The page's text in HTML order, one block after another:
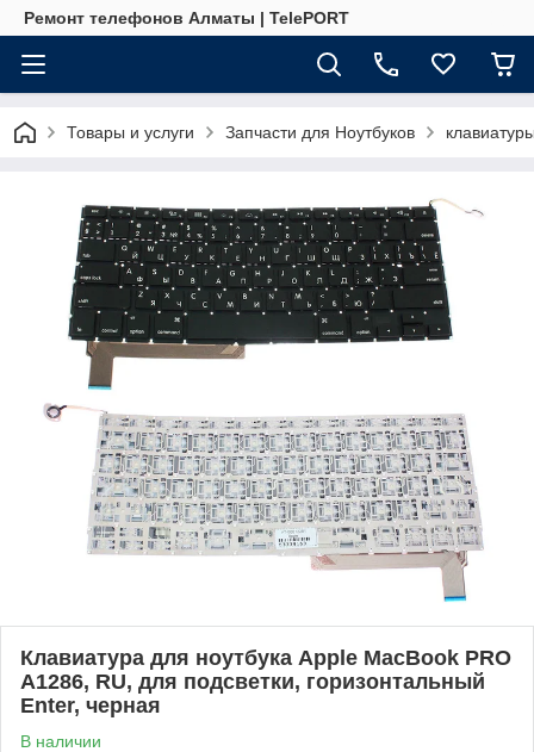
Ремонт телефонов Алматы | TelePORT
Товары и услуги Запчасти для Ноутбуков
Клавиатура для ноутбука Apple MacBook PRO
A1286, RU, для подсветки, горизонтальный
Enter, черная
В наличии